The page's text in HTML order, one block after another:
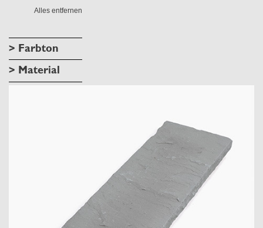
Alles entfernen
> Farbton
> Material